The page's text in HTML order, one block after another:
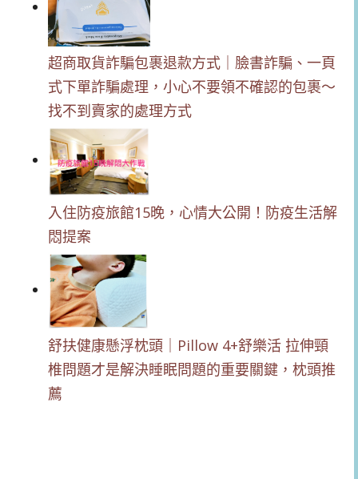
超商取貨詐騙包裹退款方式｜臉書詐騙、一頁
式下單詐騙處理，小心不要領不確認的包裹～
找不到賣家的處理方式
入住防疫旅館15晚，心情大公開！防疫生活解
悶提案
舒扶健康懸浮枕頭｜Pillow 4+舒樂活 拉伸頸
椎問題才是解決睡眠問題的重要關鍵，枕頭推
薦